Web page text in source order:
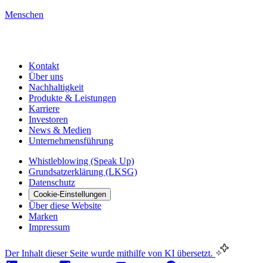
Menschen
Kontakt
Über uns
Nachhaltigkeit
Produkte & Leistungen
Karriere
Investoren
News & Medien
Unternehmensführung
Whistleblowing (Speak Up)
Grundsatzerklärung (LKSG)
Datenschutz
Cookie-Einstellungen
Über diese Website
Marken
Impressum
Der Inhalt dieser Seite wurde mithilfe von KI übersetzt.